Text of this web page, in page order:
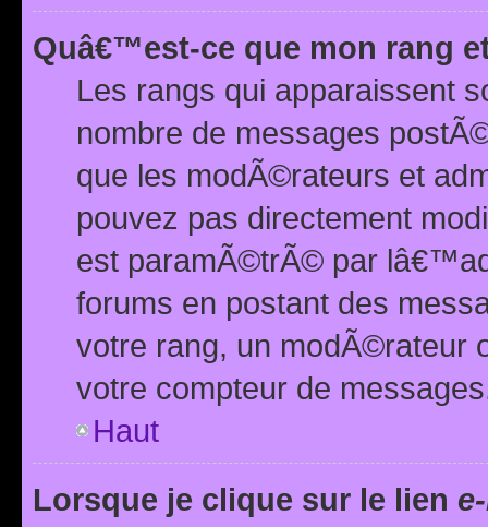
Quâ€™est-ce que mon rang
Les rangs qui apparaissent
nombre de messages
que les modÃ©rateurs et
pouvez pas directement
est paramÃ©trÃ© par
forums en postant des
votre rang, un modÃ©rateur
votre compteur de
Haut
Lorsque je clique sur le lien